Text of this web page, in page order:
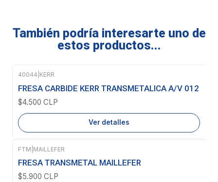
También podría interesarte uno de
estos productos...
Agotado
40044 KERR
FRESA CARBIDE KERR TRANSMETALICA A/V 012
$4.500 CLP
Ver detalles
FTM MAILLEFER
FRESA TRANSMETAL MAILLEFER
$5.900 CLP